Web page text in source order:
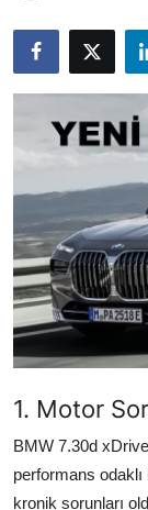
Sorgulamalar
Bakım & Arıza
Elektrikli &
Kiralama & Filo
Sürüş &
Lastik & Jant
Yağlar & Sıvılar
LPG & Yakıt
Elektrik & Akü
1. Motor
BMW 7.30d
performans
kronik sorunları